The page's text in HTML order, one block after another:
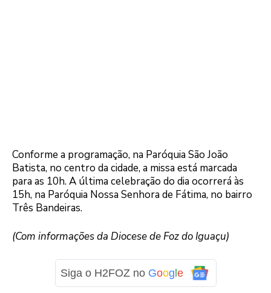
Conforme a programação, na Paróquia São João
Batista, no centro da cidade, a missa está marcada
para as 10h. A última celebração do dia ocorrerá às
15h, na Paróquia Nossa Senhora de Fátima, no bairro
Três Bandeiras.
(Com informações da Diocese de Foz do Iguaçu)
Siga o H2FOZ no Google